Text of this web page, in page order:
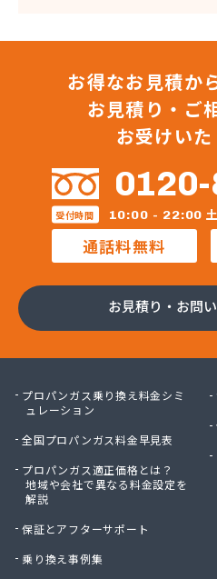
(株)総プロ
(株)中山石油
(株)中島商事
(株)長峰商店
(株)塚本商事
(株)田崎工業
(株)田中燃料店
(株)渡辺石油
(株)東和
(株)堀井商店
(株)會田工業
蒲原燃料住宅設備(株)
蒲原燃料住宅設備(株) 石岡
環境装備(株) 筑波事業所
関口商店
関商店
お得なお見積か
お見積り・ご
お受けいた
受付時間 10:00 - 22:00
通話料無料
お見積り・お問
プロパンガス乗り換え料金シミ
ュレーション
全国プロパンガス料金早見表
プロパンガス適正価格とは？
地域や会社で異なる料金設定を
解説
保証とアフターサポート
乗り換え事例集